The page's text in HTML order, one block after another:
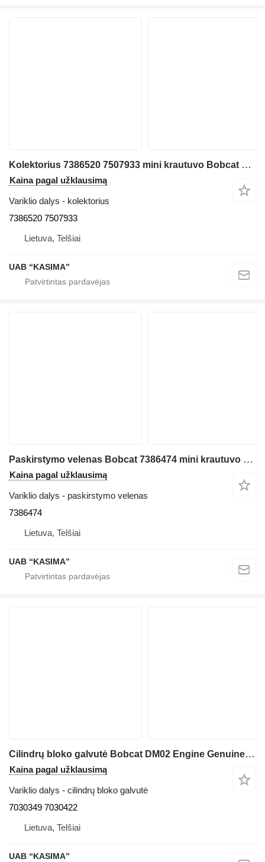
Kolektorius 7386520 7507933 mini krautuvo Bobcat S76
Kaina pagal užklausimą
Variklio dalys - kolektorius
7386520 7507933
Lietuva, Telšiai
UAB “KASIMA”
Paskirstymo velenas Bobcat 7386474 mini krautuvo Bobcat S76
Kaina pagal užklausimą
Variklio dalys - paskirstymo velenas
7386474
Lietuva, Telšiai
UAB “KASIMA”
Cilindrų bloko galvutė Bobcat DM02 Engine Genuine 7030349 7030422 mini krautuvo Bobcat S76
Kaina pagal užklausimą
Variklio dalys - cilindrų bloko galvutė
7030349 7030422
Lietuva, Telšiai
UAB “KASIMA”